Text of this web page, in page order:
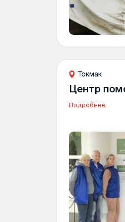
Токмак
Центр
Подробнее